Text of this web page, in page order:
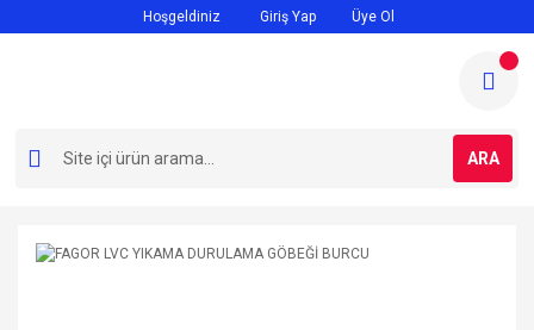
Hoşgeldiniz Giriş Yap Üye Ol
ARA